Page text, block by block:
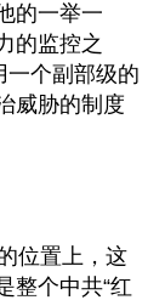
的一举一
的监控之
一个副部级的
威胁的制度
位置上，这
整个中共“红